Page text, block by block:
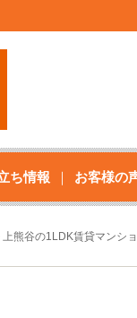
ち情報 お客様の
熊谷の1LDK賃貸マンシ